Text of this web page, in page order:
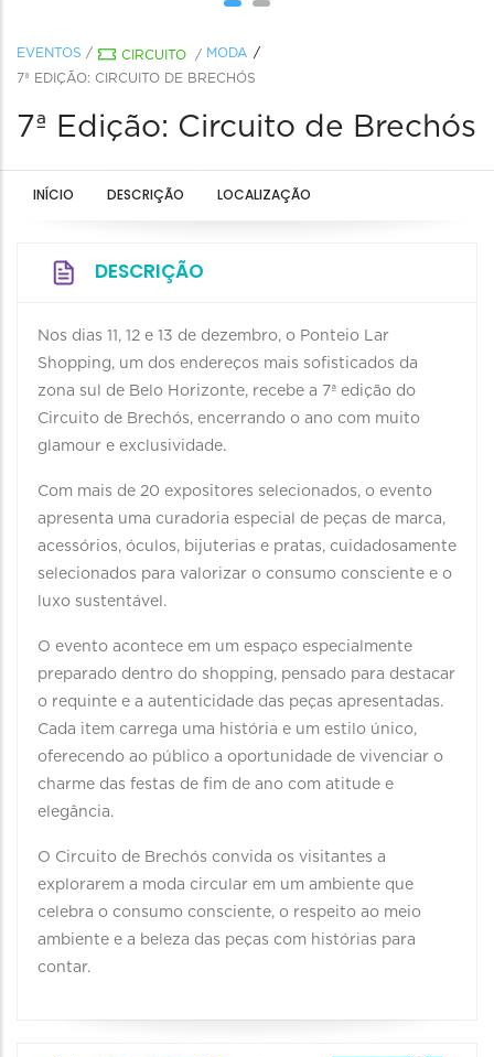
EVENTOS / CIRCUITO / MODA
7ª EDIÇÃO: CIRCUITO DE BRECHÓS
7ª Edição: Circuito de Brechós
INÍCIO DESCRIÇÃO LOCALIZAÇÃO
DESCRIÇÃO
Nos dias 11, 12 e 13 de dezembro, o Ponteio Lar
Shopping, um dos endereços mais sofisticados da
zona sul de Belo Horizonte, recebe a 7ª edição do
Circuito de Brechós, encerrando o ano com muito
glamour e exclusividade.
Com mais de 20 expositores selecionados, o evento
apresenta uma curadoria especial de peças de marca,
acessórios, óculos, bijuterias e pratas, cuidadosamente
selecionados para valorizar o consumo consciente e o
luxo sustentável.
O evento acontece em um espaço especialmente
preparado dentro do shopping, pensado para destacar
o requinte e a autenticidade das peças apresentadas.
Cada item carrega uma história e um estilo único,
oferecendo ao público a oportunidade de vivenciar o
charme das festas de fim de ano com atitude e
elegância.
O Circuito de Brechós convida os visitantes a
explorarem a moda circular em um ambiente que
celebra o consumo consciente, o respeito ao meio
ambiente e a beleza das peças com histórias para
contar.